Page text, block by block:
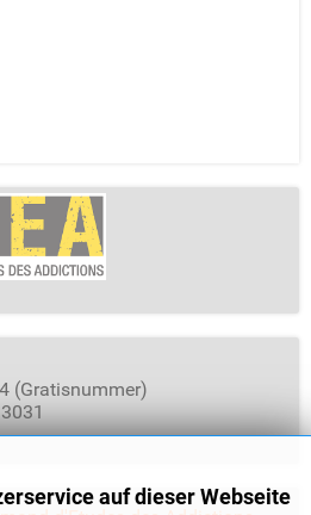
(Gratisnummer)
auf dieser Webseite